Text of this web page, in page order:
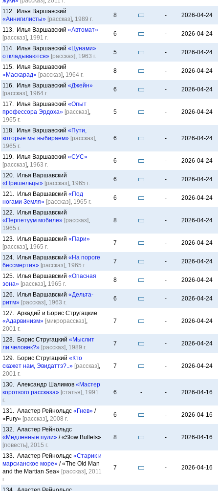
112. Илья Варшавский
«Аннигилисты» [рассказ], 1989 г.
8 - 2026-04-24
113. Илья Варшавский «Автомат»
[рассказ], 1991 г.
6 - 2026-04-24
114. Илья Варшавский «Цунами»
откладываются» [рассказ], 1963 г.
5 - 2026-04-24
115. Илья Варшавский
«Маскарад» [рассказ], 1964 г.
8 - 2026-04-24
116. Илья Варшавский «Джейн»
[рассказ], 1964 г.
6 - 2026-04-24
117. Илья Варшавский «Опыт
профессора Эрдоха» [рассказ],
1965 г.
5 - 2026-04-24
118. Илья Варшавский «Пути,
которые мы выбираем» [рассказ],
1965 г.
6 - 2026-04-24
119. Илья Варшавский «СУС»
[рассказ], 1963 г.
6 - 2026-04-24
120. Илья Варшавский
«Пришельцы» [рассказ], 1965 г.
6 - 2026-04-24
121. Илья Варшавский «Под
ногами Земля» [рассказ], 1965 г.
6 - 2026-04-24
122. Илья Варшавский
«Перпетуум мобиле» [рассказ],
1965 г.
8 - 2026-04-24
123. Илья Варшавский «Пари»
[рассказ], 1965 г.
7 - 2026-04-24
124. Илья Варшавский «На пороге
бессмертия» [рассказ], 1965 г.
7 - 2026-04-24
125. Илья Варшавский «Опасная
зона» [рассказ], 1965 г.
8 - 2026-04-24
126. Илья Варшавский «Дельта-
ритм» [рассказ], 1963 г.
6 - 2026-04-24
127. Аркадий и Борис Стругацкие
«Адарвинизм» [микрорассказ],
2001 г.
7 - 2026-04-24
128. Борис Стругацкий «Мыслит
ли человек?» [рассказ], 1989 г.
7 - 2026-04-24
129. Борис Стругацкий «Кто
скажет нам, Эвидаттэ?..» [рассказ],
2001 г.
7 - 2026-04-24
130. Александр Шалимов «Мастер
короткого рассказа» [статья], 1991
г.
6 - - 2026-04-16
131. Аластер Рейнольдс «Гнев» /
«Fury» [рассказ], 2008 г.
6 - 2026-04-16
132. Аластер Рейнольдс
«Медленные пули» / «Slow Bullets»
[повесть], 2015 г.
8 - 2026-04-16
133. Аластер Рейнольдс «Старик и
марсианское море» / «The Old Man
and the Martian Sea» [рассказ], 2011
г.
7 - 2026-04-16